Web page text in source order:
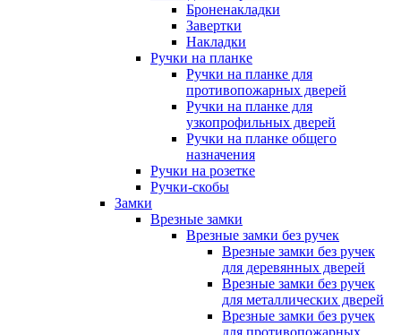
Броненакладки
Завертки
Накладки
Ручки на планке
Ручки на планке для
противопожарных дверей
Ручки на планке для
узкопрофильных дверей
Ручки на планке общего
назначения
Ручки на розетке
Ручки-скобы
Замки
Врезные замки
Врезные замки без ручек
Врезные замки без ручек
для деревянных дверей
Врезные замки без ручек
для металлических дверей
Врезные замки без ручек